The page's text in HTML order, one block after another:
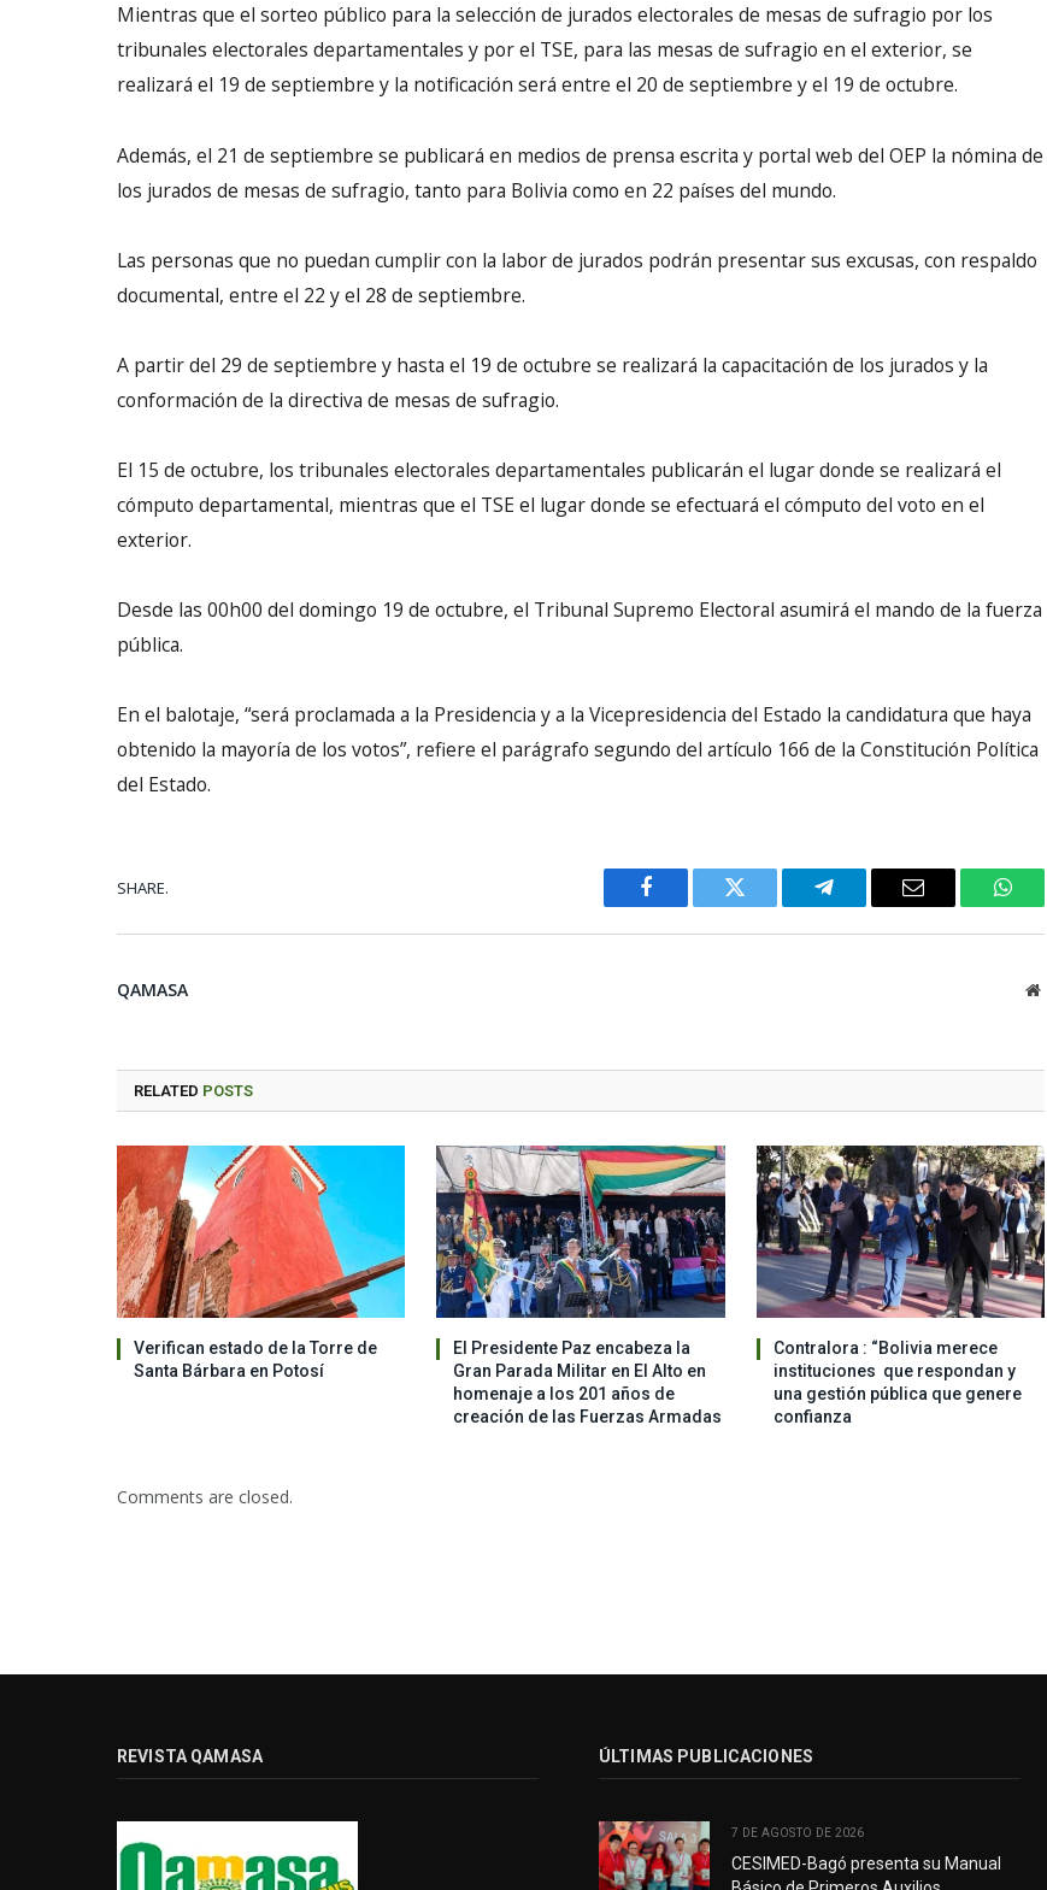
Mientras que el sorteo público para la selección de jurados electorales de mesas de sufragio por los
tribunales electorales departamentales y por el TSE, para las mesas de sufragio en el exterior, se
realizará el 19 de septiembre y la notificación será entre el 20 de septiembre y el 19 de octubre.
Además, el 21 de septiembre se publicará en medios de prensa escrita y portal web del OEP la nómina de
los jurados de mesas de sufragio, tanto para Bolivia como en 22 países del mundo.
Las personas que no puedan cumplir con la labor de jurados podrán presentar sus excusas, con respaldo
documental, entre el 22 y el 28 de septiembre.
A partir del 29 de septiembre y hasta el 19 de octubre se realizará la capacitación de los jurados y la
conformación de la directiva de mesas de sufragio.
El 15 de octubre, los tribunales electorales departamentales publicarán el lugar donde se realizará el
cómputo departamental, mientras que el TSE el lugar donde se efectuará el cómputo del voto en el
exterior.
Desde las 00h00 del domingo 19 de octubre, el Tribunal Supremo Electoral asumirá el mando de la fuerza
pública.
En el balotaje, “será proclamada a la Presidencia y a la Vicepresidencia del Estado la candidatura que haya
obtenido la mayoría de los votos”, refiere el parágrafo segundo del artículo 166 de la Constitución Política
del Estado.
SHARE.
Facebook Twitter Telegram Email
QAMASA
RELATED POSTS
Verifican estado de la Torre de
Santa Bárbara en Potosí
El Presidente Paz encabeza la
Gran Parada Militar en El Alto en
homenaje a los 201 años de
creación de las Fuerzas Armadas
Contralora : “Bolivia merece
instituciones que respondan y
una gestión pública que genere
confianza
Comments are closed.
REVISTA QAMASA ÚLTIMAS PUBLICACIONES
7 DE AGOSTO DE 2026
CESIMED-Bagó presenta su Manual